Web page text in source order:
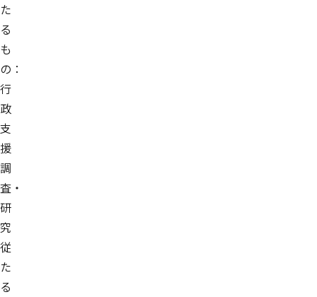
た
る
も
の：
行
政
支
援
調
査・
研
究
従
た
る